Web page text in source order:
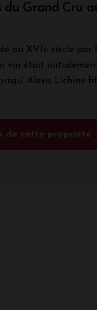
Grand Cru
au XVIè siècle par
vin était
Alexis Lichine fit
de cette propriété